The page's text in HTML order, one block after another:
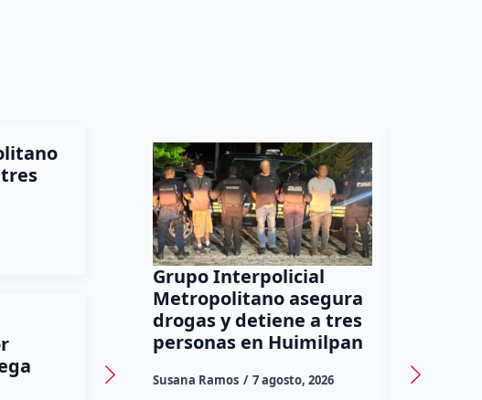
Grupo Interpolicial
Metropolitano asegura
drogas y detiene a tres
personas en Huimilpan
Susana Ramos 7 agosto, 2026 Rodrigo